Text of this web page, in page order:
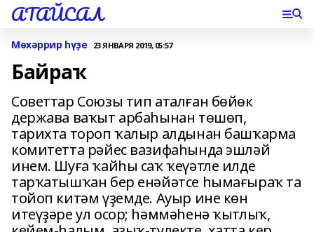
АТАЙСАЛ
Мөхәррир һүҙе 23 ЯНВАРЯ 2019, 05:57
Байраҡ
Советтар Союзы тип аталған бөйөк
держава ваҡыт арбаһынан төшөп,
тарихта тороп ҡалыр алдынан башҡарма
комитетта рәйес вазифаһында эшләй
инем. Шуға ҡайһы саҡ ҡеүәтле илде
тарҡатышҡан бер енәйәтсе һымағыраҡ та
тойоп китәм үҙемде. Ауыр ине көн
итеүҙәре ул осор; һәммәһенә ҡытлыҡ,